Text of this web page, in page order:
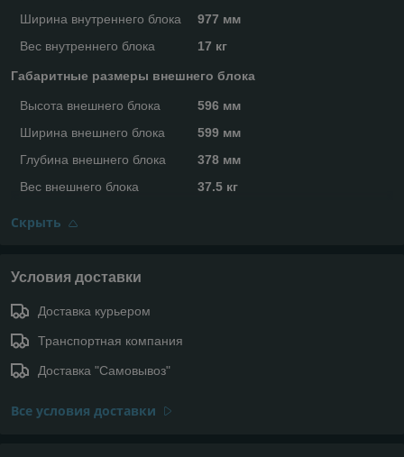
Ширина внутреннего блока
977 мм
Вес внутреннего блока
17 кг
Габаритные размеры внешнего блока
Высота внешнего блока
596 мм
Ширина внешнего блока
599 мм
Глубина внешнего блока
378 мм
Вес внешнего блока
37.5 кг
Скрыть
Условия доставки
Доставка курьером
Транспортная компания
Доставка "Самовывоз"
Все условия доставки